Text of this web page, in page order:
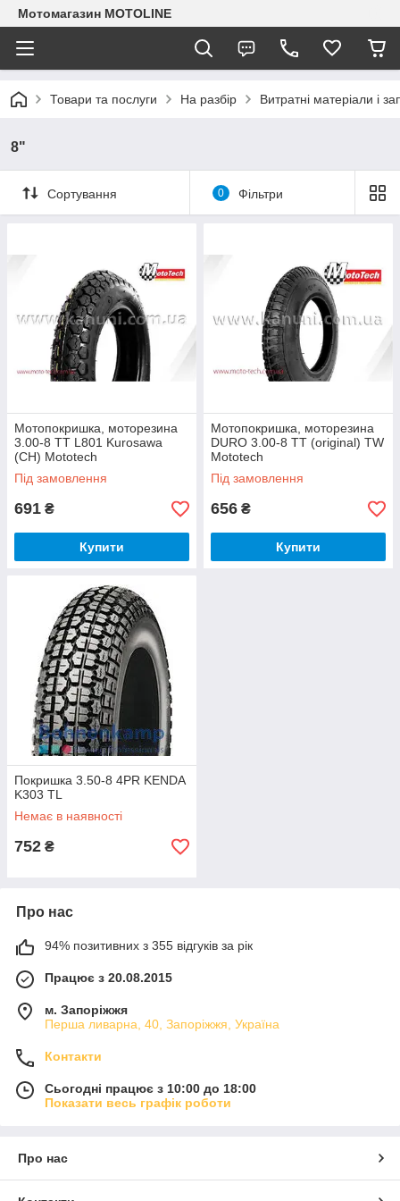
Мотомагазин MOTOLINE
Товари та послуги На разбір Витратні матеріали і
8"
Сортування 0 Фільтри
Мотопокришка, моторезина
3.00-8 TT L801 Kurosawa
(CH) Mototech
Під замовлення
691 ₴
Купити
Мотопокришка, моторезина
DURO 3.00-8 TT (original) TW
Mototech
Під замовлення
656 ₴
Купити
Покришка 3.50-8 4PR KENDA
K303 TL
Немає в наявності
752 ₴
Про нас
94% позитивних з 355 відгуків за рік
Працює з 20.08.2015
м. Запоріжжя
Перша ливарна, 40, Запоріжжя, Україна
Контакти
Сьогодні працює з 10:00 до 18:00
Показати весь графік роботи
Про нас